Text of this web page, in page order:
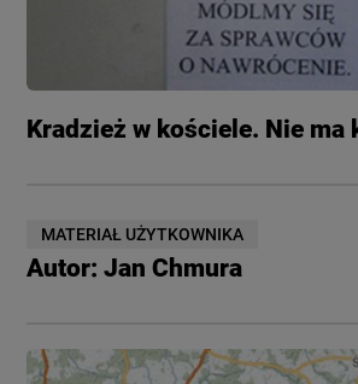
Kradzież w kościele. Nie ma
MATERIAŁ UŻYTKOWNIKA
Autor: Jan Chmura